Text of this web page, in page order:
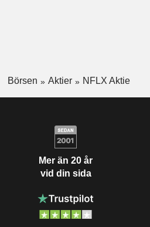
Börsen Aktier NFLX Aktie
Mer än 20 år
vid din sida